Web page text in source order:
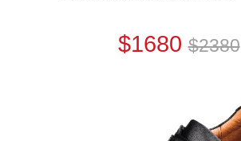
$1680$2380